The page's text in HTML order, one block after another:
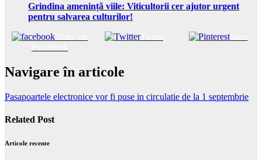
Grindina amenință viile: Viticultorii cer ajutor urgent
pentru salvarea culturilor!
Tweet Save
Navigare în articole
Pasapoartele electronice vor fi puse in circulatie de la 1 septembrie
Related Post
Articole recente